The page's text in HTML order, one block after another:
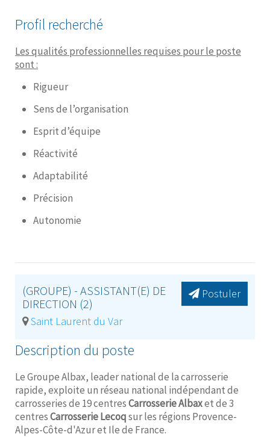
Profil recherché
Les qualités professionnelles requises pour le poste
sont :
Rigueur
Sens de l’organisation
Esprit d’équipe
Réactivité
Adaptabilité
Précision
Autonomie
Postuler
(GROUPE) - ASSISTANT(E) DE
DIRECTION (2)
Saint Laurent du Var
Description du poste
Le Groupe Albax, leader national de la carrosserie
rapide, exploite un réseau national indépendant de
carrosseries de 19 centresCarrosserie Albaxet de 3
centresCarrosserie Lecoqsur les régions Provence-
Alpes-Côte-d'Azur et Ile de France.